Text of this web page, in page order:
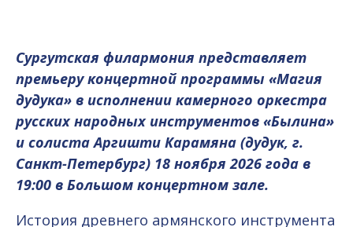
Сургутская филармония представляет
премьеру концертной программы «Магия
дудука» в исполнении камерного оркестра
русских народных инструментов «Былина»
и солиста Аргишти Карамяна (дудук, г.
Санкт-Петербург) 18 ноября 2026 года в
19:00 в Большом концертном зале.
История древнего армянского инструмента